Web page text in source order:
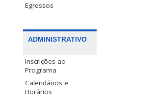
Egressos
ADMINISTRATIVO
Inscrições ao
Programa
Calendários e
Horários